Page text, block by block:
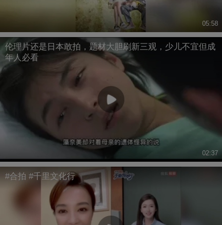
05:58
伦理片还是日本敢拍，题材大胆刷新三观，少儿不宜但成
年人必看
02:37
#合拍 #千里文化行